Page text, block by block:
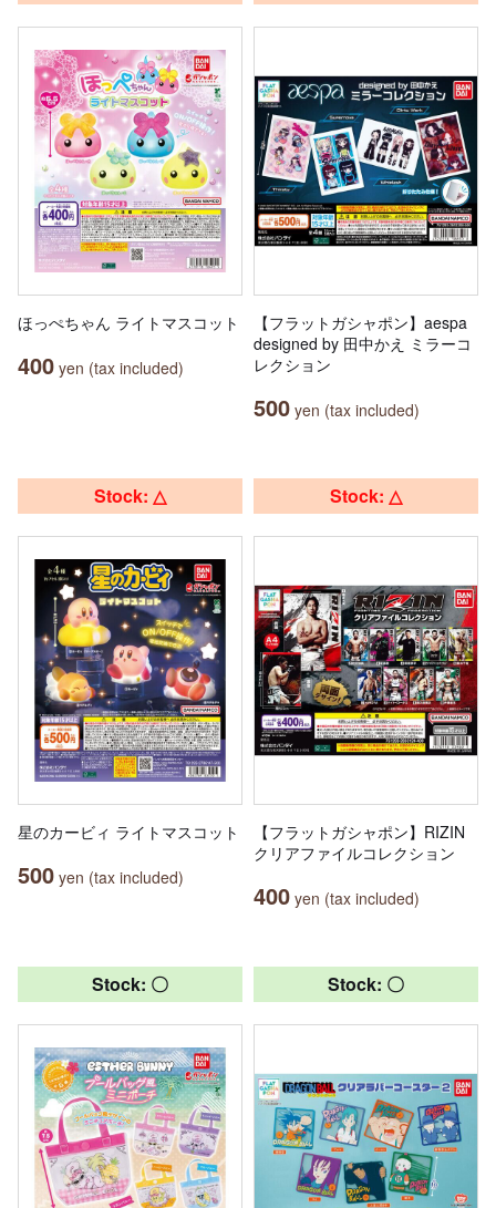
ほっぺちゃん ライトマスコット
400 yen (tax included)
【フラットガシャポン】aespa
designed by 田中かえ ミラーコ
レクション
500 yen (tax included)
Stock: △
星のカービィ ライトマスコット
500 yen (tax included)
Stock: △
【フラットガシャポン】RIZIN
クリアファイルコレクション
400 yen (tax included)
Stock: 〇 Stock: 〇